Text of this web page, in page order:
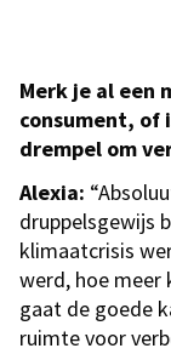
Merk je al een
consument, of
drempel om
Alexia:
druppelsgewijs
klimaatcrisis
werd, hoe meer
gaat de goede
ruimte voor